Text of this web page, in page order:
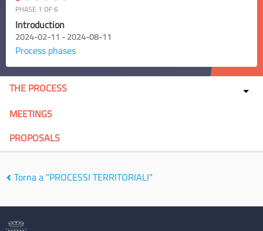
PHASE 1 OF 6
Introduction
2024-02-11 - 2024-08-11
Process phases
THE PROCESS
MEETINGS
PROPOSALS
Torna a "PROCESSI TERRITORIALI"